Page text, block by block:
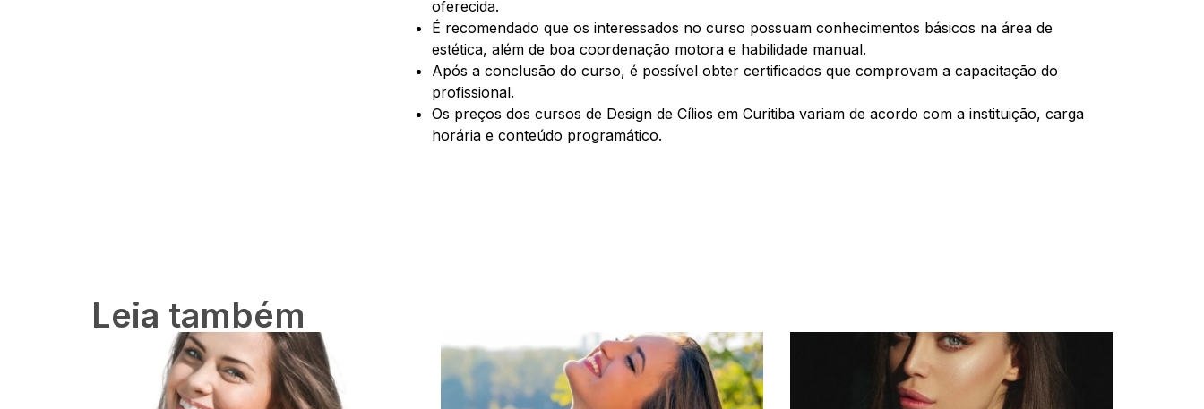
oferecida.
É recomendado que os interessados no curso possuam conhecimentos básicos na área de
estética, além de boa coordenação motora e habilidade manual.
Após a conclusão do curso, é possível obter certificados que comprovam a capacitação do
profissional.
Os preços dos cursos de Design de Cílios em Curitiba variam de acordo com a instituição, carga
horária e conteúdo programático.
Leia também